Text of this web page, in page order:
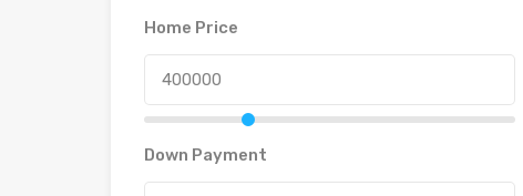
Home Price
Down Payment